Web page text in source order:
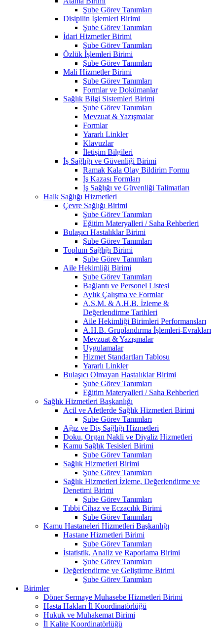
Şube Görev Tanımları
Disipilin İşlemleri Birimi
Şube Görev Tanımları
İdari Hizmetler Birimi
Şube Görev Tanımları
Özlük İşlemleri Birimi
Şube Görev Tanımları
Mali Hizmetler Birimi
Şube Görev Tanımları
Formlar ve Dokümanlar
Sağlık Bilgi Sistemleri Birimi
Şube Görev Tanımları
Mevzuat & Yazışmalar
Formlar
Yararlı Linkler
Klavuzlar
İletişim Bilgileri
İş Sağlığı ve Güvenliği Birimi
Ramak Kala Olay Bildirim Formu
İş Kazası Formları
İş Sağlığı ve Güvenliği Talimatları
Halk Sağlığı Hizmetleri
Çevre Sağlığı Birimi
Şube Görev Tanımları
Eğitim Materyalleri / Saha Rehberleri
Bulaşıcı Hastalıklar Birimi
Şube Görev Tanımları
Toplum Sağlığı Birimi
Şube Görev Tanımları
Aile Hekimliği Birimi
Şube Görev Tanımları
Bağlantı ve Personel Listesi
Aylık Çalışma ve Formlar
A.S.M. & A.H.B. İzleme &
Değerlendirme Tarihleri
Aile Hekimliği Birimleri Performansları
A.H.B. Gruplandırma İşlemleri-Evrakları
Mevzuat & Yazışmalar
Uygulamalar
Hizmet Standartları Tablosu
Yararlı Linkler
Bulaşıcı Olmayan Hastalıklar Birimi
Şube Görev Tanımları
Eğitim Materyalleri / Saha Rehberleri
Sağlık Hizmetleri Başkanlığı
Acil ve Afetlerde Sağlık Hizmetleri Birimi
Şube Görev Tanımları
Ağız ve Diş Sağlığı Hizmetleri
Doku, Organ Nakli ve Diyaliz Hizmetleri
Kamu Sağlık Tesisleri Birimi
Şube Görev Tanımları
Sağlık Hizmetleri Birimi
Şube Görev Tanımları
Sağlık Hizmetleri İzleme, Değerlendirme ve
Denetimi Birimi
Şube Görev Tanımları
Tıbbi Cihaz ve Eczacılık Birimi
Şube Görev Tanımları
Kamu Hastaneleri Hizmetleri Başkanlığı
Hastane Hizmetleri Birimi
Şube Görev Tanımları
İstatistik, Analiz ve Raporlama Birimi
Şube Görev Tanımları
Değerlendirme ve Geliştirme Birimi
Şube Görev Tanımları
Birimler
Döner Sermaye Muhasebe Hizmetleri Birimi
Hasta Hakları İl Koordinatörlüğü
Hukuk ve Muhakemat Birimi
İl Kalite Koordinatörlüğü